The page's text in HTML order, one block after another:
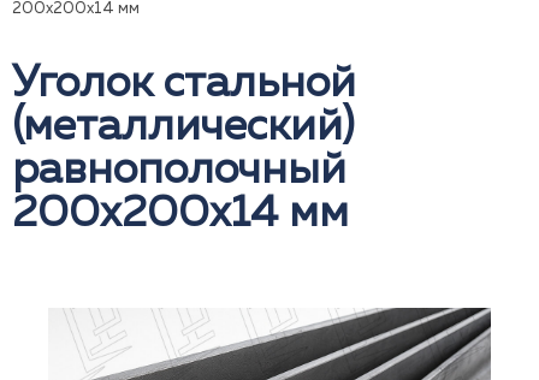
+7(937)093-85-01
Горячая линия
200x200x14 мм
Уголок стальной
(металлический)
равнополочный
200x200x14 мм